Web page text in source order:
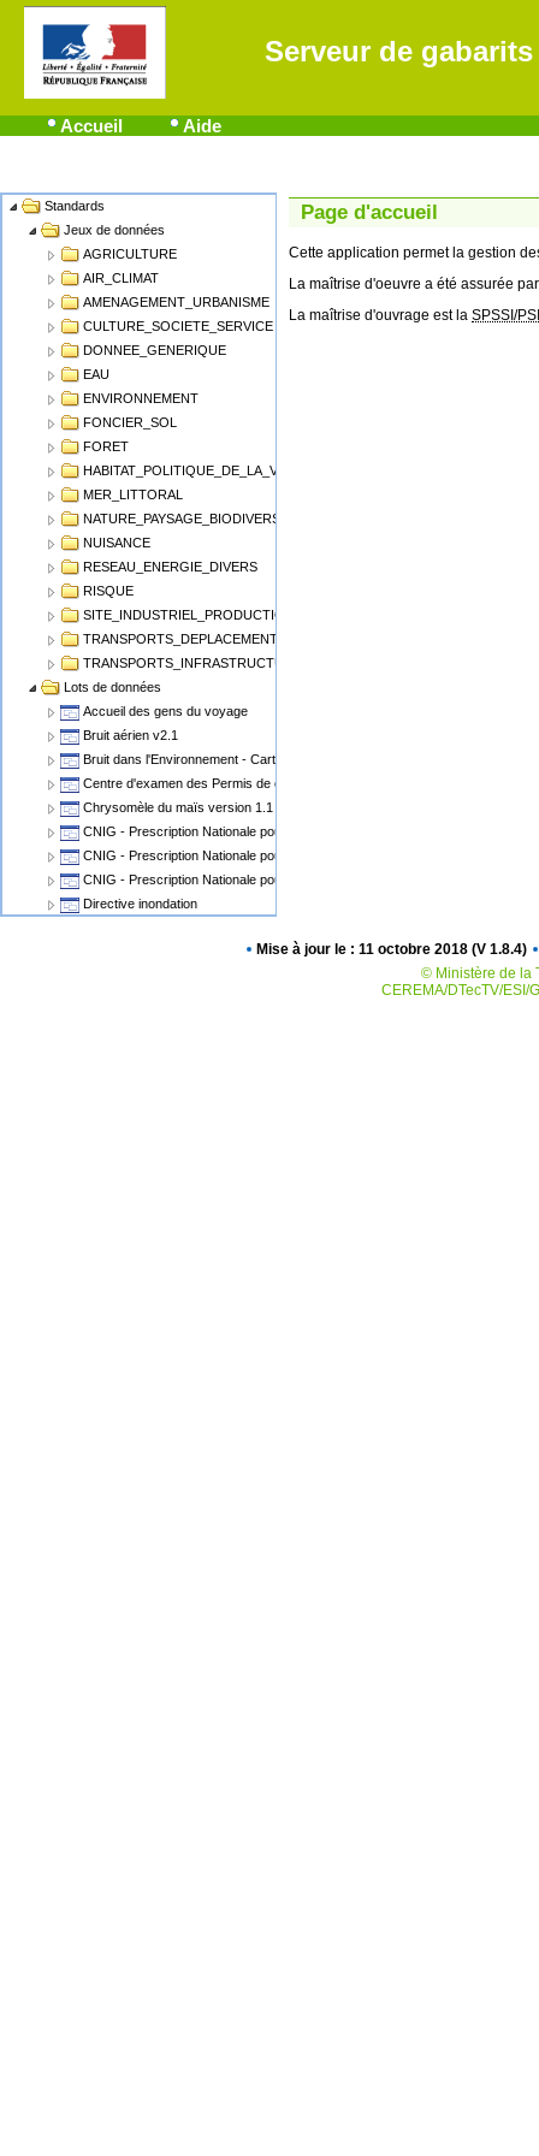
Serveur de gabarits
Accueil Aide
Name Standards
Jeux de données
AGRICULTURE
AIR_CLIMAT
AMENAGEMENT_URBANISME
CULTURE_SOCIETE_SERVICE
DONNEE_GENERIQUE
EAU
ENVIRONNEMENT
FONCIER_SOL
FORET
HABITAT_POLITIQUE_DE_LA_VILLE
MER_LITTORAL
NATURE_PAYSAGE_BIODIVERSITE
NUISANCE
RESEAU_ENERGIE_DIVERS
RISQUE
SITE_INDUSTRIEL_PRODUCTION
TRANSPORTS_DEPLACEMENT
TRANSPORTS_INFRASTRUCTURE
Lots de données
Accueil des gens du voyage
Bruit aérien v2.1
Bruit dans l'Environnement - Cartographie du Bruit v1.1
Centre d'examen des Permis de conduire
Chrysomèle du maïs version 1.1
CNIG - Prescription Nationale pour les Cartes Communales
CNIG - Prescription Nationale pour les PLU, POS
CNIG - Prescription Nationale pour les Servitudes d'Utilité Publique (SUP)
Directive inondation
Epidémiosurveillance animale
Page d'accueil
Cette application permet la gestion
La maîtrise d'oeuvre a été assurée
La maîtrise d'ouvrage est la SPSSI/
Mise à jour le : 11 octobre 2018 (V 1.8.4)
© Ministère de la
CEREMA/DTecTV/ESI/